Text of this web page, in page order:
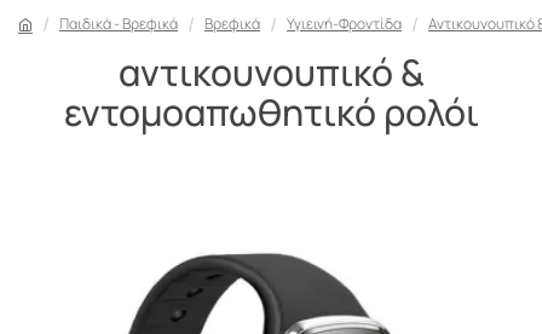
Παιδικά - Βρεφικά Βρεφικά Υγιεινή-Φροντίδα Αντικουνουπικό
αντικουνουπικό &
εντομοαπωθητικό ρολόι